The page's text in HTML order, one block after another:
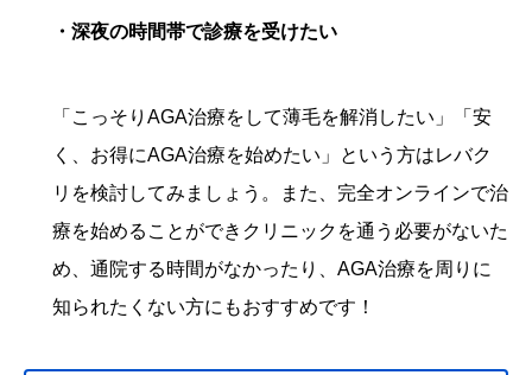
・深夜の時間帯で診療を受けたい
「こっそりAGA治療をして薄毛を解消したい」「安
く、お得にAGA治療を始めたい」という方はレバク
リを検討してみましょう。また、完全オンラインで治
療を始めることができクリニックを通う必要がないた
め、通院する時間がなかったり、AGA治療を周りに
知られたくない方にもおすすめです！